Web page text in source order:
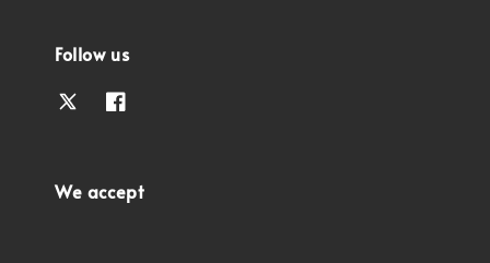
Follow us
We accept